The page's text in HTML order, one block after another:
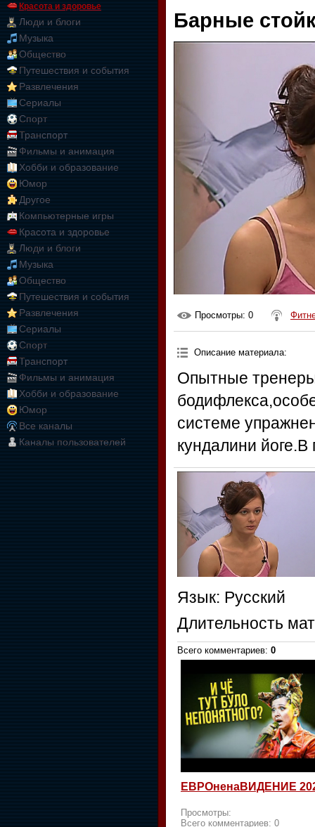
Красота и здоровье
Люди и блоги
Музыка
Общество
Путешествия и события
Развлечения
Сериалы
Спорт
Транспорт
Фильмы и анимация
Хобби и образование
Юмор
Другое
Компьютерные игры
Красота и здоровье
Люди и блоги
Музыка
Общество
Путешествия и события
Развлечения
Сериалы
Спорт
Транспорт
Фильмы и анимация
Хобби и образование
Юмор
Все каналы
Каналы пользователей
Барные
Просмотры: 0
Описание материала:
Опытные
системе
кундалини
Язык: Русский
Длительность
Всего комментариев: 0
ЕВРОненаВИДЕНИЕ
Просмотры:
Всего комментариев: 0